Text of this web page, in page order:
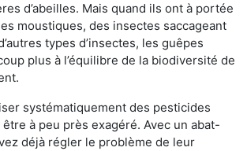
d’abeilles. Mais quand ils ont à portée
moustiques, des insectes saccageant
types d’insectes, les guêpes
plus à l’équilibre de la biodiversité de
systématiquement des pesticides
à peu près exagéré. Avec un abat-
déjà régler le problème de leur